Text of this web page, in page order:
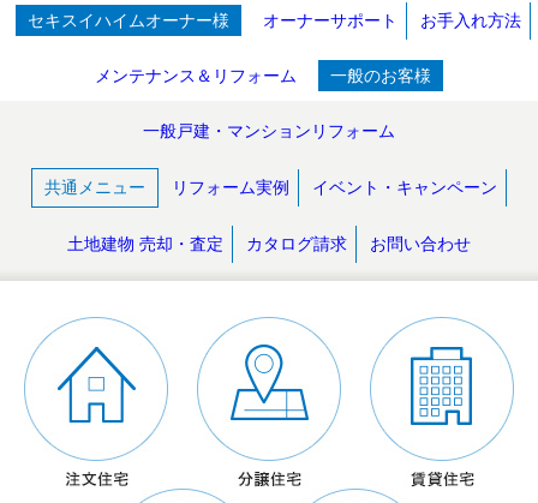
セキスイハイムオーナー様 オーナーサポート お手入れ方法
メンテナンス＆リフォーム 一般のお客様
一般戸建・マンションリフォーム
共通メニュー リフォーム実例 イベント・キャンペーン
土地建物 売却・査定 カタログ請求 お問い合わせ